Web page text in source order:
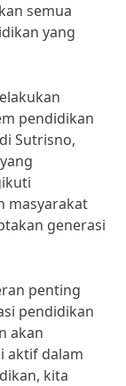
semua
yang
pendidikan
Sutrisno,
masyarakat
generasi
penting
pendidikan
akan
aktif dalam
kita